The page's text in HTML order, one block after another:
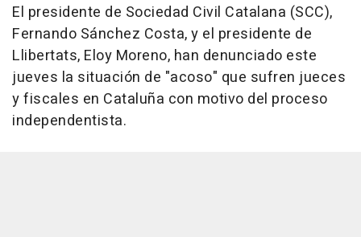
El presidente de Sociedad Civil Catalana (SCC),
Fernando Sánchez Costa, y el presidente de
Llibertats, Eloy Moreno, han denunciado este
jueves la situación de "acoso" que sufren jueces
y fiscales en Cataluña con motivo del proceso
independentista.